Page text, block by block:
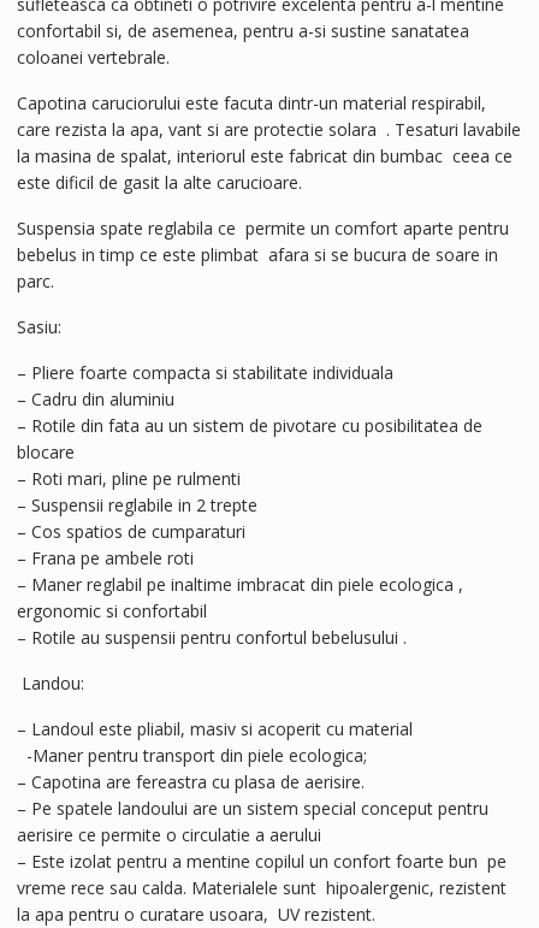
sufleteasca ca obtineti o potrivire excelenta pentru a-l mentine
confortabil si, de asemenea, pentru a-si sustine sanatatea
coloanei vertebrale.
Capotina caruciorului este facuta dintr-un material respirabil,
care rezista la apa, vant si are protectie solara . Tesaturi lavabile
la masina de spalat, interiorul este fabricat din bumbac ceea ce
este dificil de gasit la alte carucioare.
Suspensia spate reglabila ce permite un comfort aparte pentru
bebelus in timp ce este plimbat afara si se bucura de soare in
parc.
Sasiu:
– Pliere foarte compacta si stabilitate individuala
– Cadru din aluminiu
– Rotile din fata au un sistem de pivotare cu posibilitatea de
blocare
– Roti mari, pline pe rulmenti
– Suspensii reglabile in 2 trepte
– Cos spatios de cumparaturi
– Frana pe ambele roti
– Maner reglabil pe inaltime imbracat din piele ecologica ,
ergonomic si confortabil
– Rotile au suspensii pentru confortul bebelusului .
Landou:
– Landoul este pliabil, masiv si acoperit cu material
-Maner pentru transport din piele ecologica;
– Capotina are fereastra cu plasa de aerisire.
– Pe spatele landoului are un sistem special conceput pentru
aerisire ce permite o circulatie a aerului
– Este izolat pentru a mentine copilul un confort foarte bun pe
vreme rece sau calda. Materialele sunt hipoalergenic, rezistent
la apa pentru o curatare usoara, UV rezistent.